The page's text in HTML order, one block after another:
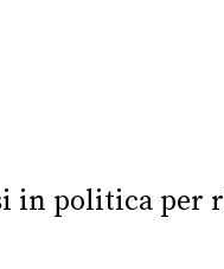
in politica per